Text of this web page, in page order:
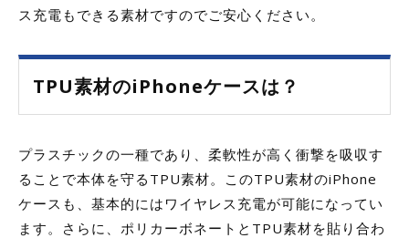
ス充電もできる素材ですのでご安心ください。
TPU素材のiPhoneケースは？
プラスチックの一種であり、柔軟性が高く衝撃を吸収す
ることで本体を守るTPU素材。このTPU素材のiPhone
ケースも、基本的にはワイヤレス充電が可能になってい
ます。さらに、ポリカーボネートとTPU素材を貼り合わ